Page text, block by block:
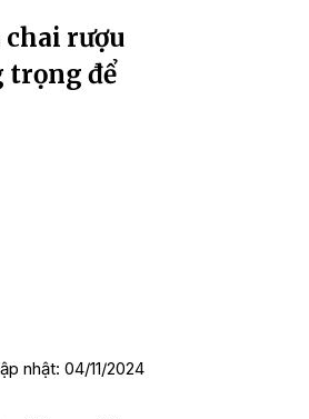
chai rượu
trọng để
nhật: 04/11/2024